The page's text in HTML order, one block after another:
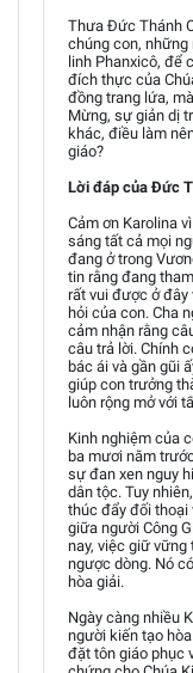
Thưa Đức Thánh
chúng con, những
linh Phanxicô, để
đích thực của
đồng trang lứa,
Mừng, sự giản dị
khác, điều làm
giáo?
Lời đáp của Đức
Cảm ơn Karolina
sáng tất cả mọi
đang ở trong
tin rằng đang
rất vui được ở đây
hỏi của con. Cha
cảm nhận rằng
câu trả lời. Chính
bác ái và gần gũi
giúp con trưởng
luôn rộng mở với
Kinh nghiệm của
ba mươi năm
sự đan xen nguy
dân tộc. Tuy
thúc đẩy đối thoại
giữa người Công
nay, việc giữ vững
ngược dòng. Nó
hòa giải.
Ngày càng nhiều
người kiến tạo
đặt tôn giáo phục